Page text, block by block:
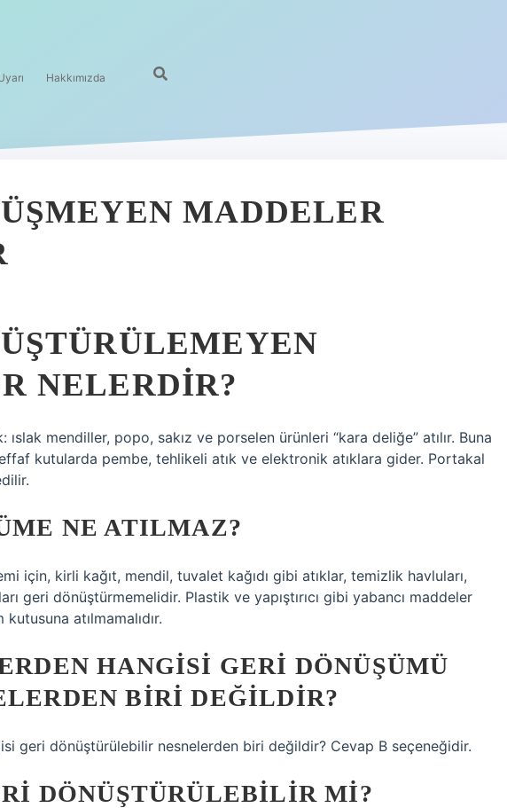
Hakkımızda
MADDELER
NELERDIR?
ıslak mendiller, popo, sakız ve porselen ürünleri “kara deliğe” atılır. Buna
kutularda pembe, tehlikeli atık ve elektronik atıklara gider. Portakal
NE ATILMAZ?
için, kirli kağıt, mendil, tuvalet kağıdı gibi atıklar, temizlik havluları,
geri dönüştürmemelidir. Plastik ve yapıştırıcı gibi yabancı maddeler
atılmamalıdır.
HANGISI GERI DÖNÜŞÜMÜ
BIRI DEĞILDIR?
geri dönüştürülebilir nesnelerden biri değildir? Cevap B seçeneğidir.
DÖNÜŞTÜRÜLEBILIR MI?